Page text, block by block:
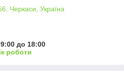
Черкаси, Україна
до 18:00
роботи